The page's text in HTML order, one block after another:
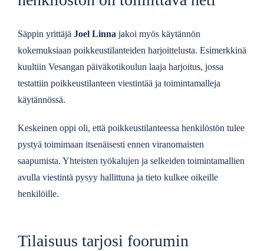
Säppin yrittäjä Joel Linna jakoi myös käytännön
kokemuksiaan poikkeustilanteiden harjoittelusta. Esimerkkinä
kuultiin Vesangan päiväkotikoulun laaja harjoitus, jossa
testattiin poikkeustilanteen viestintää ja toimintamalleja
käytännössä.
Keskeinen oppi oli, että poikkeustilanteessa henkilöstön tulee
pystyä toimimaan itsenäisesti ennen viranomaisten
saapumista. Yhteisten työkalujen ja selkeiden toimintamallien
avulla viestintä pysyy hallittuna ja tieto kulkee oikeille
henkilöille.
Tilaisuus tarjosi foorumin